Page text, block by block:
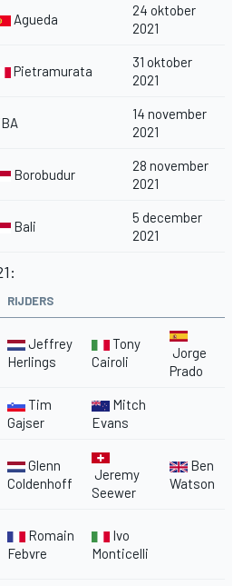
Agueda
24 oktober
2021
Pietramurata
31 oktober
2021
14 november
2021
Borobudur
28 november
2021
Bali
5 december
2021
RIJDERS
Jeffrey
Herlings
Tony
Cairoli
Jorge
Prado
Tim
Gajser
Mitch
Evans
Glenn
Coldenhoff
Jeremy
Seewer
Ben
Watson
Romain
Febvre
Ivo
Monticelli